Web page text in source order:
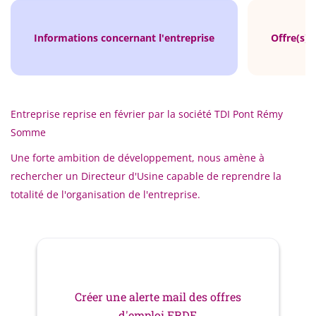
Informations concernant l'entreprise Offre(s)
Entreprise reprise en février par la société TDI Pont Rémy
Somme
Une forte ambition de développement, nous amène à
rechercher un Directeur d'Usine capable de reprendre la
totalité de l'organisation de l'entreprise.
Créer une alerte mail des offres